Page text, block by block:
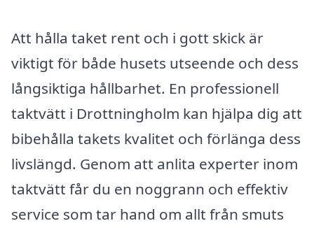
Att hålla taket rent och i gott skick är
viktigt för både husets utseende och dess
långsiktiga hållbarhet. En professionell
taktvätt i Drottningholm kan hjälpa dig att
bibehålla takets kvalitet och förlänga dess
livslängd. Genom att anlita experter inom
taktvätt får du en noggrann och effektiv
service som tar hand om allt från smuts